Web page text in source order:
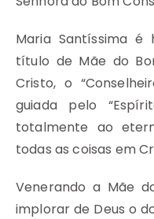
Maria Santíssima é
título de Mãe do
Cristo, o
guiada pelo
totalmente ao
todas as coisas em
Venerando a Mãe
implorar de Deus o